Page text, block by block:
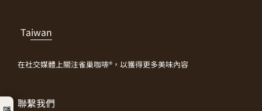
Taiwan
在社交媒體上關注雀巢咖啡®，以獲得更多美味內容
聯繫我們